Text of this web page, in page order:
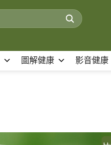
圖解健康 影音健康